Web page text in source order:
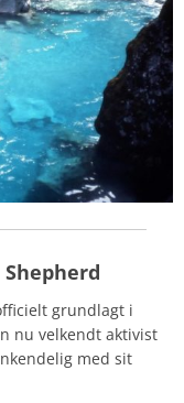
grundlagt i
nu velkendt aktivist
med sit